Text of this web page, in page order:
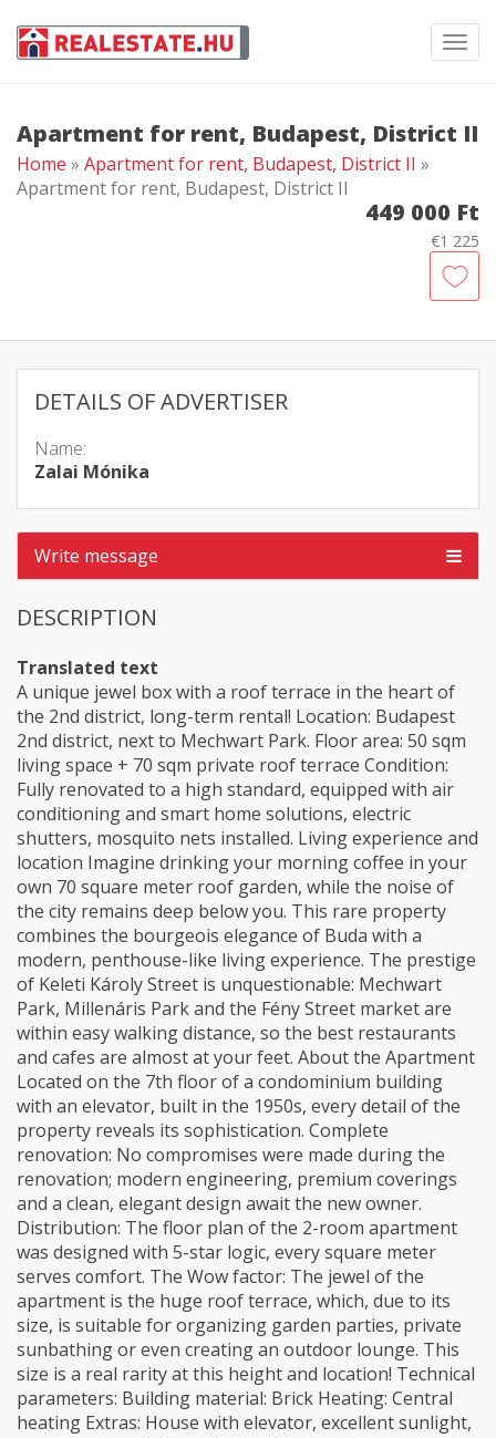
Apartment for rent, Budapest, District II
Home » Apartment for rent, Budapest, District II »
Apartment for rent, Budapest, District II
449 000 Ft
€1 225
DETAILS OF ADVERTISER
Name:
Zalai Mónika
Write message
DESCRIPTION
Translated text
A unique jewel box with a roof terrace in the heart of
the 2nd district, long-term rental! Location: Budapest
2nd district, next to Mechwart Park. Floor area: 50 sqm
living space + 70 sqm private roof terrace Condition:
Fully renovated to a high standard, equipped with air
conditioning and smart home solutions, electric
shutters, mosquito nets installed. Living experience and
location Imagine drinking your morning coffee in your
own 70 square meter roof garden, while the noise of
the city remains deep below you. This rare property
combines the bourgeois elegance of Buda with a
modern, penthouse-like living experience. The prestige
of Keleti Károly Street is unquestionable: Mechwart
Park, Millenáris Park and the Fény Street market are
within easy walking distance, so the best restaurants
and cafes are almost at your feet. About the Apartment
Located on the 7th floor of a condominium building
with an elevator, built in the 1950s, every detail of the
property reveals its sophistication. Complete
renovation: No compromises were made during the
renovation; modern engineering, premium coverings
and a clean, elegant design await the new owner.
Distribution: The floor plan of the 2-room apartment
was designed with 5-star logic, every square meter
serves comfort. The Wow factor: The jewel of the
apartment is the huge roof terrace, which, due to its
size, is suitable for organizing garden parties, private
sunbathing or even creating an outdoor lounge. This
size is a real rarity at this height and location! Technical
parameters: Building material: Brick Heating: Central
heating Extras: House with elevator, excellent sunlight,